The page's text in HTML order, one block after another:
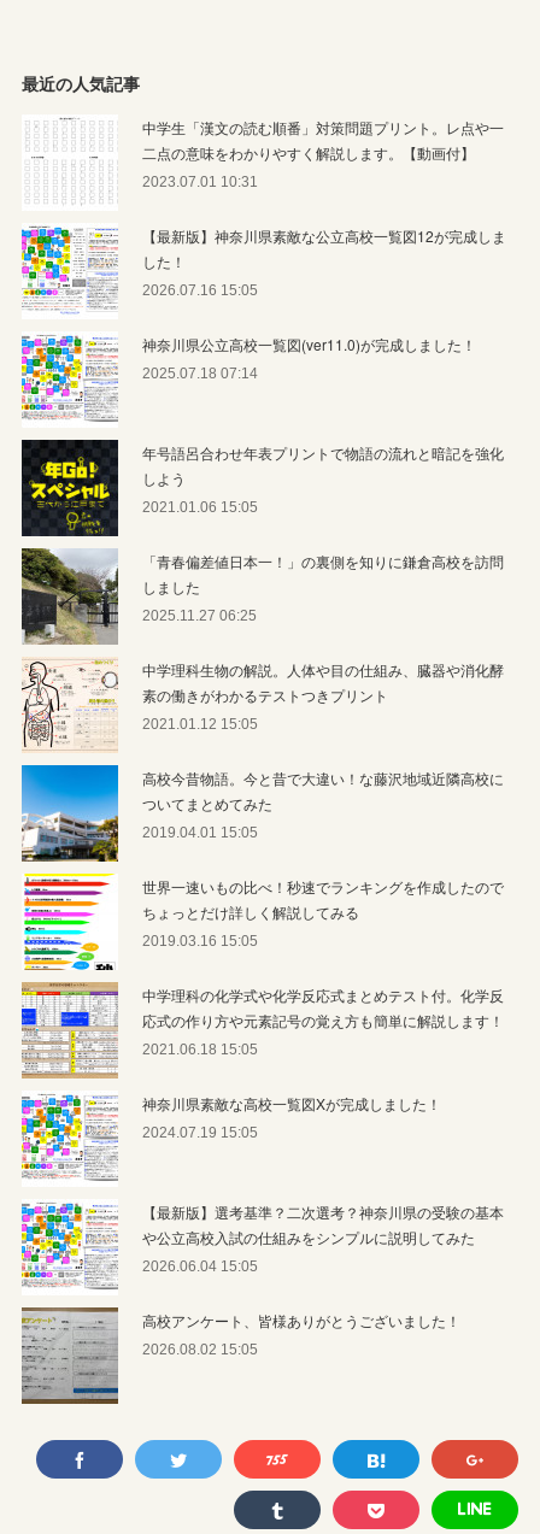
最近の人気記事
中学生「漢文の読む順番」対策問題プリント。レ点や一
二点の意味をわかりやすく解説します。【動画付】
2023.07.01 10:31
【最新版】神奈川県素敵な公立高校一覧図12が完成しま
した！
2026.07.16 15:05
神奈川県公立高校一覧図(ver11.0)が完成しました！
2025.07.18 07:14
年号語呂合わせ年表プリントで物語の流れと暗記を強化
しよう
2021.01.06 15:05
「青春偏差値日本一！」の裏側を知りに鎌倉高校を訪問
しました
2025.11.27 06:25
中学理科生物の解説。人体や目の仕組み、臓器や消化酵
素の働きがわかるテストつきプリント
2021.01.12 15:05
高校今昔物語。今と昔で大違い！な藤沢地域近隣高校に
ついてまとめてみた
2019.04.01 15:05
世界一速いもの比べ！秒速でランキングを作成したので
ちょっとだけ詳しく解説してみる
2019.03.16 15:05
中学理科の化学式や化学反応式まとめテスト付。化学反
応式の作り方や元素記号の覚え方も簡単に解説します！
2021.06.18 15:05
神奈川県素敵な高校一覧図Xが完成しました！
2024.07.19 15:05
【最新版】選考基準？二次選考？神奈川県の受験の基本
や公立高校入試の仕組みをシンプルに説明してみた
2026.06.04 15:05
高校アンケート、皆様ありがとうございました！
2026.08.02 15:05